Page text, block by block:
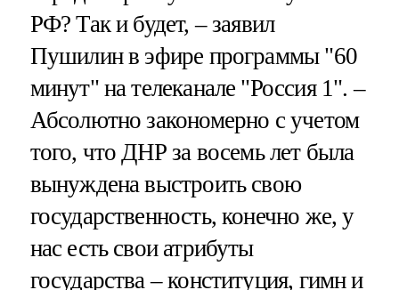
РФ? Так и будет, – заявил
Пушилин в эфире программы "60
минут" на телеканале "Россия 1". –
Абсолютно закономерно с учетом
того, что ДНР за восемь лет была
вынуждена выстроить свою
государственность, конечно же, у
нас есть свои атрибуты
государства – конституция, гимн и